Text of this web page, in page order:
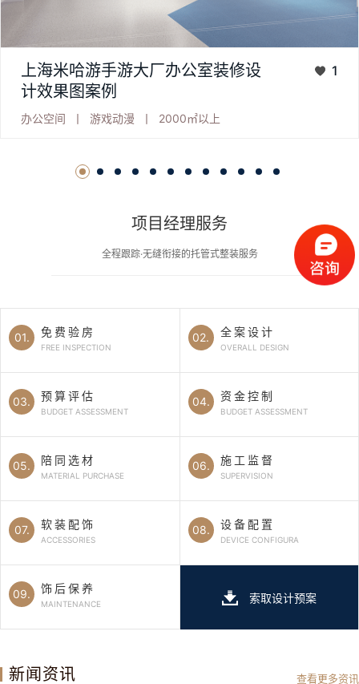
技(上海)有限公司装饰单位：上海齐建建筑装饰设计有限公司项
目时间：2017年5月～2017年11月项目规模：4800平方米设计
构思：在当米哈 ...
上海米哈游手游大厂办公室装修设
计效果图案例
1
办公空间 丨 游戏动漫 丨 2000㎡以上
项目经理服务
全程跟踪·无缝衔接的托管式整装服务
01. 免费验房
FREE INSPECTION
02. 全案设计
OVERALL DESIGN
03. 预算评估
BUDGET ASSESSMENT
04. 资金控制
BUDGET ASSESSMENT
05. 陪同选材
MATERIAL PURCHASE
06. 施工监督
SUPERVISION
07. 软装配饰
ACCESSORIES
08. 设备配置
DEVICE CONFIGURA
09. 饰后保养
MAINTENANCE 索取设计预案
新闻资讯 查看更多资讯